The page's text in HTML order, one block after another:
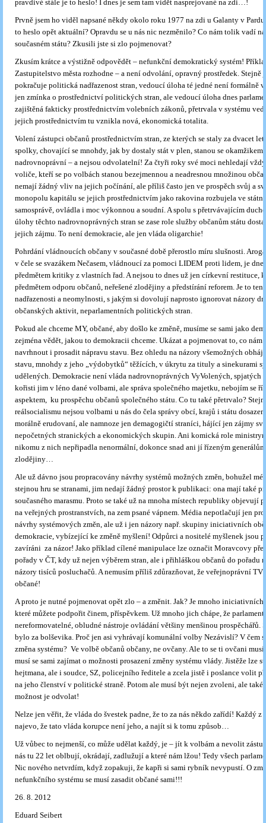
pravdivé stále je to heslo! I dnes je sem tam vidět nasprejované na zdi…!
Prvně jsem ho viděl napsané někdy okolo roku 1977 na zdi u Galanty v
to heslo opět aktuální? Opravdu se u nás nic nezměnilo? Co nám tolik vadí na
současném státu? Zkusili jste si zlo pojmenovat?
Zkusím krátce a výstižně odpovědět – nefunkční demokratický systém!
Zastupitelstvo města rozhodne – a není odvolání, opravný prostředek. Stejně
pokračuje politická nadřazenost stran, vedoucí úloha té jedné není formálně v
jen zmínka o prostřednictví politických stran, ale vedoucí úloha dnes
zajištěná fakticky prostřednictvím volebních zákonů, přetrvala v systému
jejich prostřednictvím tu vznikla nová, ekonomická totalita.
Volení zástupci občanů prostřednictvím stran, ze kterých se staly za dvacet let
spolky, chovající se mnohdy, jak by dostaly stát v plen, stanou se
nadrovnoprávní – a nejsou odvolatelní! Za čtyři roky své moci nehledají
voliče, kteří se po volbách stanou bezejmennou a neadresnou množinou
nemají žádný vliv na jejich počínání, ale příliš často jen ve prospěch svůj a
monopolu kapitálu se jejich prostřednictvím jako rakovina rozbujela ve státní
samosprávě, ovládla i moc výkonnou a soudní. A spolu s přetrvávajícím
úlohy těchto nadrovnoprávných stran se zase role služby občanům státu
jejich zájmu. To není demokracie, ale jen vláda oligarchie!
Pohrdání vládnoucích občany v současné době přerostlo míru slušnosti.
v čele se svazákem Nečasem, vládnoucí za pomoci LIDEM proti lidem, je
předmětem kritiky z vlastních řad. A nejsou to dnes už jen církevní restituce,
předmětem odporu občanů, neřešené zlodějiny a předstírání reforem. Je to ten
nadřazenosti a neomylnosti, s jakým si dovolují naprosto ignorovat názory
občanských aktivit, neparlamentních politických stran.
Pokud ale chceme MY, občané, aby došlo ke změně, musíme se sami jako
zejména vědět, jakou to demokracii chceme. Ukázat a pojmenovat to, co nám
navrhnout i prosadit nápravu stavu. Bez ohledu na názory všemožných
stavu, mnohdy z jeho „výdobytků“ těžících, v úkrytu za tituly a sinekurami
udělených. Demokracie není vláda nadrovnoprávných VyVolených, spjatých
kořisti jim v léno dané volbami, ale správa společného majetku, nebojím se
aspektem, ku prospěchu občanů společného státu. Co tu také přetrvalo?
reálsocialismu nejsou volbami u nás do čela správy obcí, krajů i státu
morálně erudovaní, ale namnoze jen demagogičtí straníci, hájící jen zájmy
nepočetných stranických a ekonomických skupin. Ani komická role
nikomu z nich nepřipadla nenormální, dokonce snad ani jí řízeným
zlodějiny…
Ale už dávno jsou propracovány návrhy systémů možných změn, bohužel
stejnou hru se stranami, jim nedají žádný prostor k publikaci: ona mají také
současného marasmu. Proto se také už na mnoha místech republiky objevují
na veřejných prostranstvích, na zem psané vápnem. Média nepotlačují jen
návrhy systémových změn, ale už i jen názory např. skupiny iniciativních
demokracie, vybízející ke změně myšlení! Odpůrci a nositelé myšlenek jsou
zavíráni za názor! Jako příklad cílené manipulace lze označit Moravcovy
pořady v ČT, kdy už nejen výběrem stran, ale i přihláškou občanů do pořadu
názory tisíců posluchačů. A nemusím příliš zdůrazňovat, že veřejnoprávní TV
občané!
A proto je nutné pojmenovat opět zlo – a změnit. Jak? Je mnoho iniciativních
které můžete podpořit činem, příspěvkem. Už mnoho jich chápe, že
nereformovatelné, obludné nástroje ovládání většiny menšinou prospěchářů.
bylo za bolševika. Proč jen asi vyhrávají komunální volby Nezávislí? V čem
změna systému? Ve volbě občanů občany, ne ovčany. Ale to se ti ovčani musí
musí se sami zajímat o možnosti prosazení změny systému vlády. Jistěže lze
hejtmana, ale i soudce, SZ, policejního ředitele a zcela jistě i poslance volit
na jeho členství v politické straně. Potom ale musí být nejen zvoleni, ale také
možnost je odvolat!
Nelze jen věřit, že vláda do švestek padne, že to za nás někdo zařídí! Každý z
najevo, že tato vláda korupce není jeho, a najít si k tomu způsob…
Už vůbec to nejmenší, co může udělat každý, je – jít k volbám a nevolit
nás tu 22 let oblbují, okrádají, zadlužují a které nám lžou! Tedy všech
Nic nového netvrdím, když zopakuji, že kapři si sami rybník nevypustí. O
nefunkčního systému se musí zasadit občané sami!!!
26. 8. 2012
Eduard Seibert